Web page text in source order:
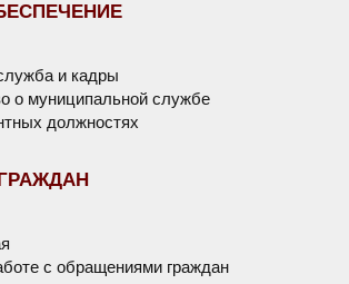
и кадры
о муниципальной службе
должностях
с обращениями граждан